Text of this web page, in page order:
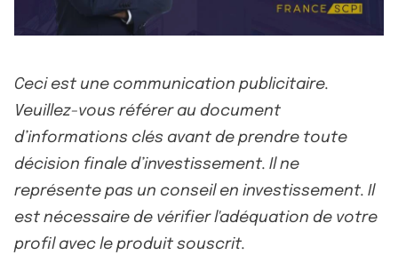
Ceci est une communication publicitaire.
Veuillez-vous référer au document
d’informations clés avant de prendre toute
décision finale d’investissement. Il ne
représente pas un conseil en investissement. Il
est nécessaire de vérifier l'adéquation de votre
profil avec le produit souscrit.